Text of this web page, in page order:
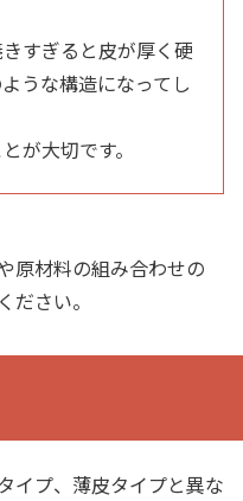
すぎると皮が厚く硬
うな構造になってし
が大切です。
原材料の組み合わせの
さい。
イプ、薄皮タイプと異な